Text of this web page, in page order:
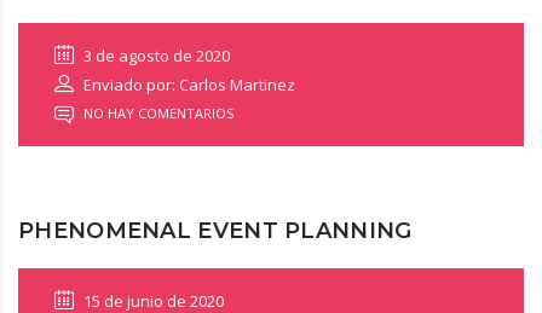
3 de agosto de 2020
Enviado por: Carlos Martinez
NO HAY COMENTARIOS
PHENOMENAL EVENT PLANNING
15 de junio de 2020